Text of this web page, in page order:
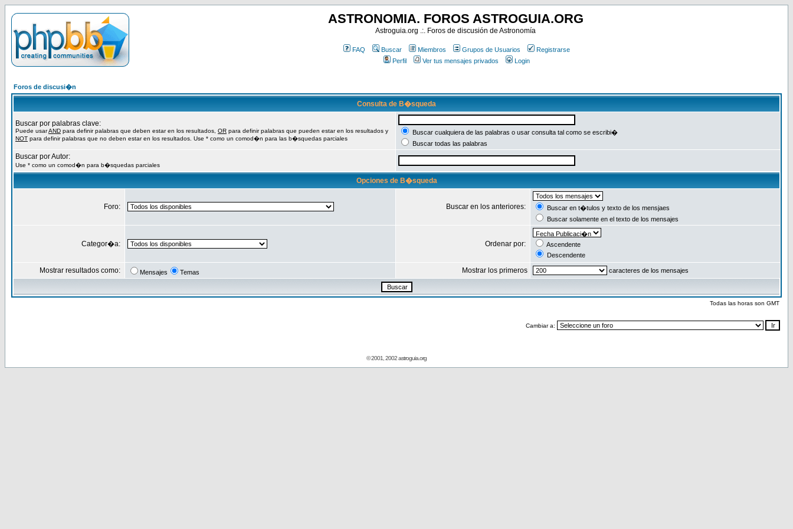
ASTRONOMIA. FOROS ASTROGUIA.ORG
Astroguia.org .:. Foros de discusión de Astronomía
FAQ Buscar Miembros Grupos de Usuarios
Registrarse
Perfil
Ver tus mensajes privados Login
Foros de discusi�n
Consulta de B�squeda
Buscar por palabras clave:
Puede usarAND para definir palabras que deben estar en los resultados, OR para definir palabras que pueden estar en los resultados y
NOT para definir palabras que no deben estar en los resultados. Use * como un comod�n para las b�squedas parciales
Buscar cualquiera de las palabras o usar consulta tal como se escribi�
Buscar todas las palabras
Buscar por Autor:
Use * como un comod�n para b�squedas parciales
Opciones de B�squeda
Foro: Buscar en los anteriores:
Buscar en t�tulos y texto de los mensjaes
Buscar solamente en el texto de los mensajes
Categor�a: Ordenar por:
Ascendente
Descendente
Mostrar resultados como: Mensajes Temas Mostrar los primeros caracteres de los mensajes
Todas las horas son GMT
Cambiar a:
© 2001, 2002 astroguia.org